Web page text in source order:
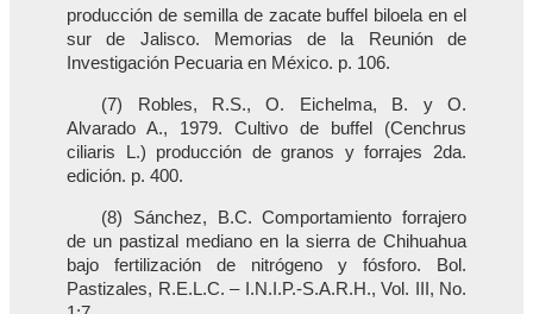
producción de semilla de zacate buffel biloela en el
sur de Jalisco. Memorias de la Reunión de
Investigación Pecuaria en México. p. 106.
(7) Robles, R.S., O. Eichelma, B. y O.
Alvarado A., 1979. Cultivo de buffel (Cenchrus
ciliaris L.) producción de granos y forrajes 2da.
edición. p. 400.
(8) Sánchez, B.C. Comportamiento forrajero
de un pastizal mediano en la sierra de Chihuahua
bajo fertilización de nitrógeno y fósforo. Bol.
Pastizales, R.E.L.C. – I.N.I.P.-S.A.R.H., Vol. III, No.